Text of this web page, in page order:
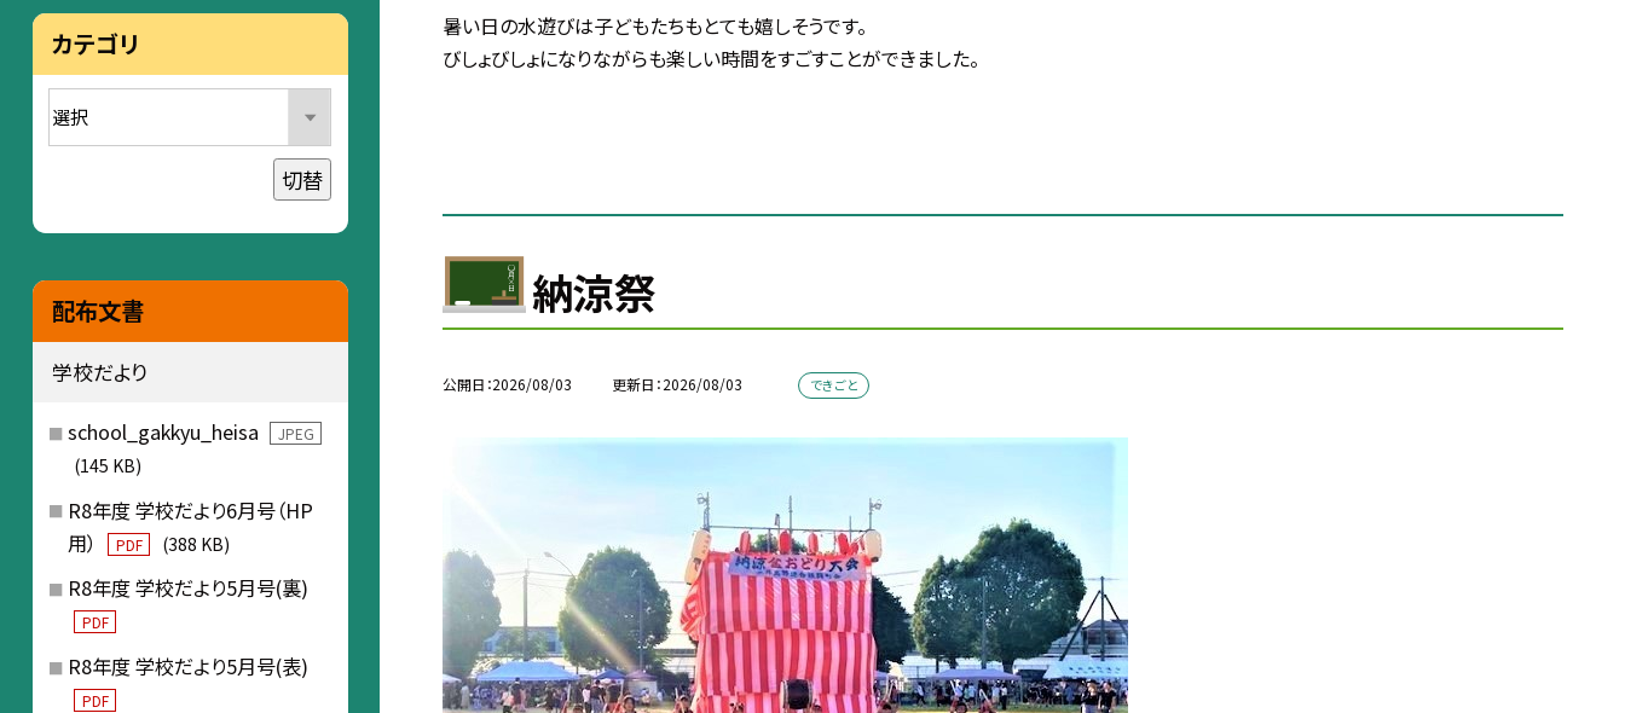
暑い日の水遊びは子どもたちもとても嬉しそうです。
びしょびしょになりながらも楽しい時間をすごすことができました。
納涼祭
公開日 2026/08/03 更新日 2026/08/03 できごと
カテゴリ
切替
配布文書
学校だより
school_gakkyu_heisa JPEG
(145 KB)
R8年度 学校だより6月号（HP
用）
PDF (388 KB)
R8年度 学校だより5月号(裏)
PDF
R8年度 学校だより5月号(表)
PDF